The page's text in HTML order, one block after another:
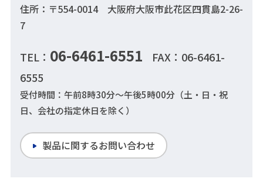
住所：〒554-0014 大阪府大阪市此花区四貫島2-26-
7
TEL： 06-6461-6551
FAX：06-6461-
6555
受付時間：午前8時30分～午後5時00分（土・日・祝
日、会社の指定休日を除く）
製品に関するお問い合わせ